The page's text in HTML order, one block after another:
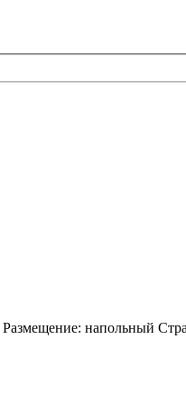
Размещение: напольный